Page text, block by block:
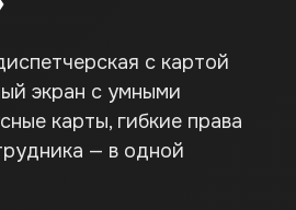
с картой
экран с умными
карты, гибкие права
— в одной